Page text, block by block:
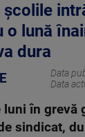
o lună
dura
Data
Data
în grevă
sindicat,